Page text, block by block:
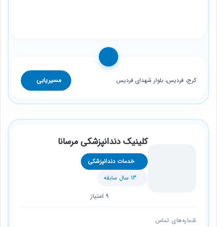
کرج، فردیس، بلوار شهدای فردیس مسیریابی
کلینیک دندانپزشکی مرسانا
خدمات دندانپزشکی
13 سال سابقه
9 امتیاز
شماره‌های تماس